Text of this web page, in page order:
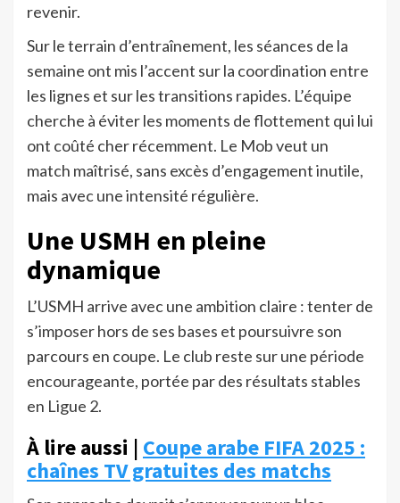
revenir.
Sur le terrain d’entraînement, les séances de la
semaine ont mis l’accent sur la coordination entre
les lignes et sur les transitions rapides. L’équipe
cherche à éviter les moments de flottement qui lui
ont coûté cher récemment. Le Mob veut un
match maîtrisé, sans excès d’engagement inutile,
mais avec une intensité régulière.
Une USMH en pleine
dynamique
L’USMH arrive avec une ambition claire : tenter de
s’imposer hors de ses bases et poursuivre son
parcours en coupe. Le club reste sur une période
encourageante, portée par des résultats stables
en Ligue 2.
À lire aussi | Coupe arabe FIFA 2025 :
chaînes TV gratuites des matchs